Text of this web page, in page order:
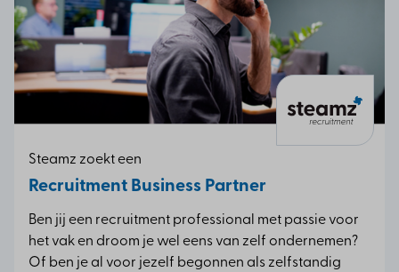
Steamz zoekt een
Recruitment Business Partner
Ben jij een recruitment professional met passie voor
het vak en droom je wel eens van zelf ondernemen?
Of ben je al voor jezelf begonnen als zelfstandig